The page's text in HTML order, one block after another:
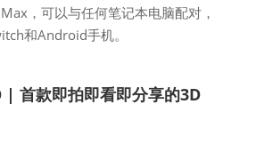
，可以与任何笔记本电脑配对，
和Android手机。
| 首款即拍即看即分享的3D